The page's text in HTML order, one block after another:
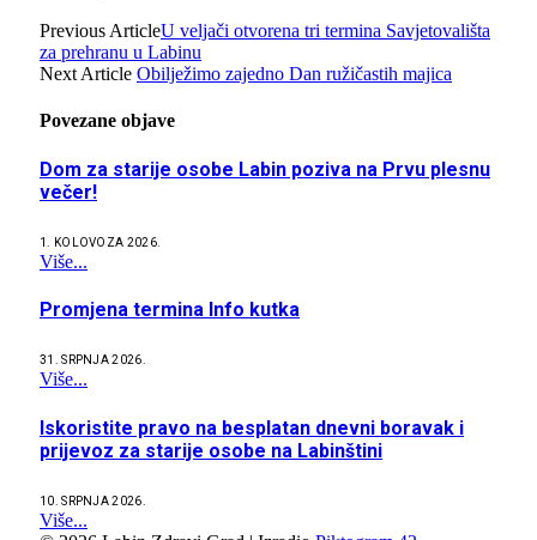
Previous ArticleU veljači otvorena tri termina Savjetovališta
za prehranu u Labinu
Next Article Obilježimo zajedno Dan ružičastih majica
Povezane objave
Dom za starije osobe Labin poziva na Prvu plesnu
večer!
1. KOLOVOZA 2026.
Više...
Promjena termina Info kutka
31. SRPNJA 2026.
Više...
Iskoristite pravo na besplatan dnevni boravak i
prijevoz za starije osobe na Labinštini
10. SRPNJA 2026.
Više...